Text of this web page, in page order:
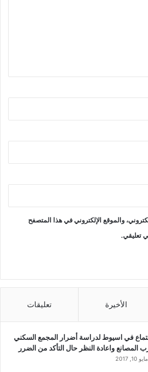
والموقع الإلكتروني في هذا المتصفح
تعليقي.
الأخيرة تعليقات
في اسيوط لدراسة أضرار المجمع السكني
المصانع واعادة النظر حال التأكد من الضرر
مايو 10, 2017